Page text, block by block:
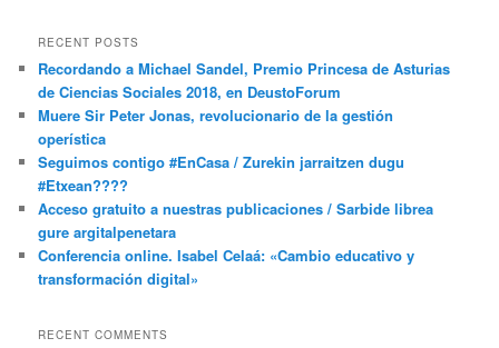
RECENT POSTS
Recordando a Michael Sandel, Premio Princesa de Asturias
de Ciencias Sociales 2018, en DeustoForum
Muere Sir Peter Jonas, revolucionario de la gestión
operística
Seguimos contigo #EnCasa / Zurekin jarraitzen dugu
#Etxean????
Acceso gratuito a nuestras publicaciones / Sarbide librea
gure argitalpenetara
Conferencia online. Isabel Celaá: «Cambio educativo y
transformación digital»
RECENT COMMENTS